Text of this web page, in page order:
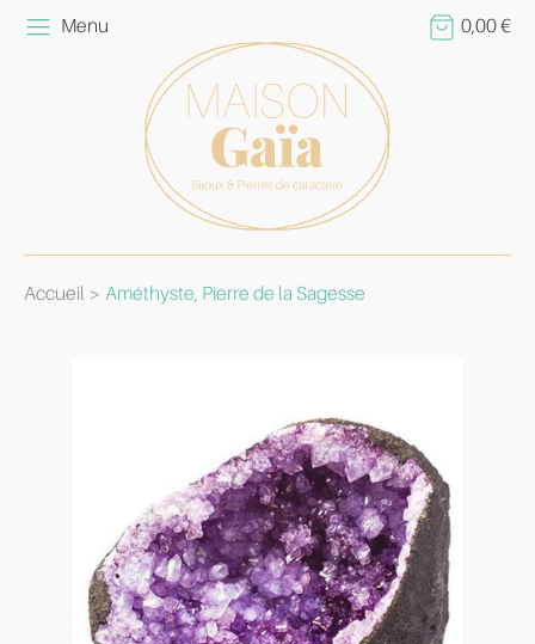
Menu 0,00€
Accueil Améthyste, Pierre de la Sagesse